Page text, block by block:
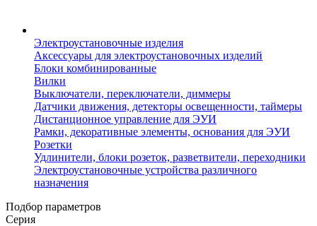
Электроустановочные изделия
Аксессуары для электроустановочных изделий
Блоки комбинированные
Вилки
Выключатели, переключатели, диммеры
Датчики движения, детекторы освещенности, таймеры
Дистанционное управление для ЭУИ
Рамки, декоративные элементы, основания для ЭУИ
Розетки
Удлинители, блоки розеток, разветвители, переходники
Электроустановочные устройства различного
назначения
Подбор параметров
Серия